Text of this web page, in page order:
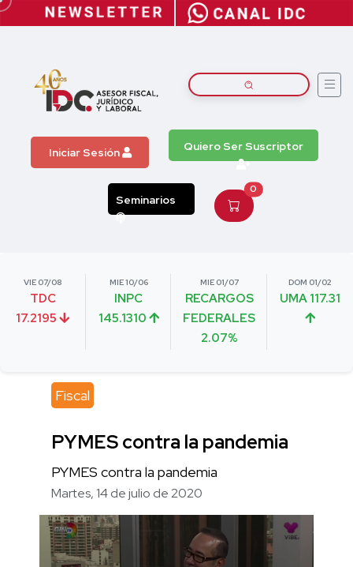
Iniciar Sesión Quiero Ser Suscriptor
Seminarios
0
VIE 07/08
TDC
17.2195
MIE 10/06
INPC
145.1310
MIE 01/07
RECARGOS
FEDERALES
2.07%
DOM 01/02
UMA 117.31
Fiscal
PYMES contra la pandemia
PYMES contra la pandemia
Martes, 14 de julio de 2020